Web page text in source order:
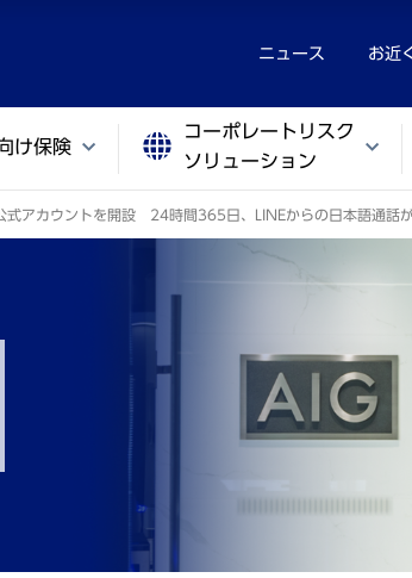
ニュース お近
け保険
コーポレートリスク
ソリューション
式アカウントを開設 24時間365日、LINEからの日本語通話